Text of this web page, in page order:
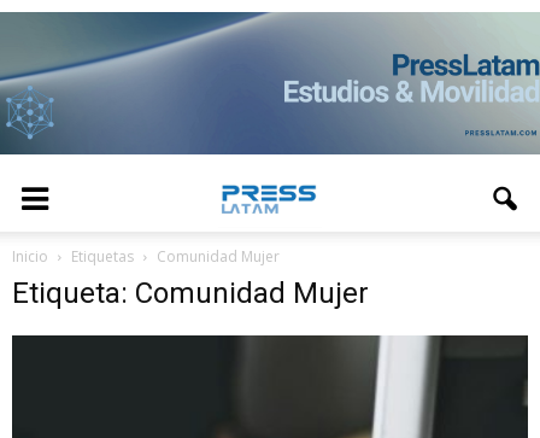
Inicio Etiquetas Comunidad Mujer
Etiqueta: Comunidad Mujer